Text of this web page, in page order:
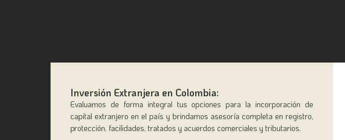
Inversión Extranjera en Colombia:
Evaluamos de forma integral tus opciones para la incorporación de
capital extranjero en el país y brindamos asesoría completa en registro,
protección, facilidades, tratados y acuerdos comerciales y tributarios.